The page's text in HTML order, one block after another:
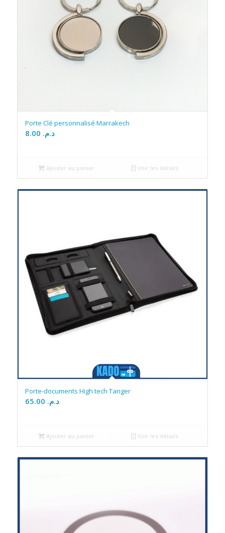
Porte Clé personnalisé Marrakech
د.م.
Ajouter au panier Voir les détails
Porte-documents High tech Tanger
د.م.
Ajouter au panier Voir les détails